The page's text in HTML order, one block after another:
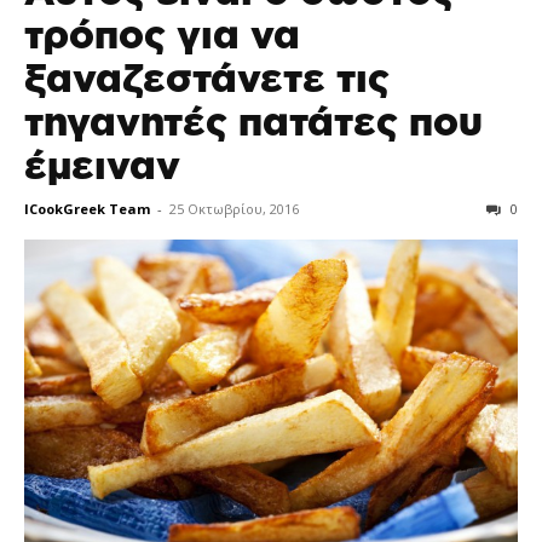
τρόπος για να
ξαναζεστάνετε τις
τηγανητές πατάτες που
έμειναν
ICookGreek Team - 25 Οκτωβρίου, 2016 0